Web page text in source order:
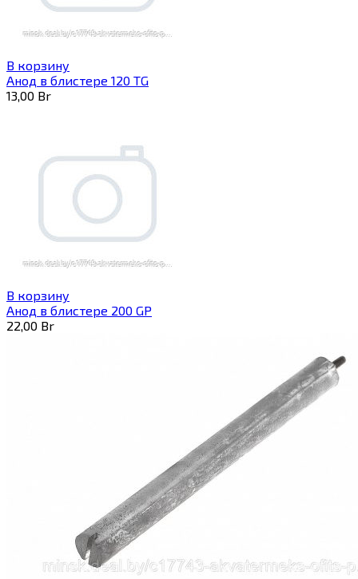
В корзину
Анод в блистере 120 TG
13,00 Br
В корзину
Анод в блистере 200 GP
22,00 Br